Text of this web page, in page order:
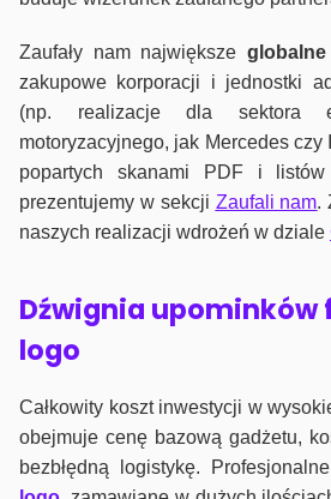
Zaufały nam największe
zakupowe korporacji i jednostki
(np. realizacje dla sektora
motoryzacyjnego, jak Mercedes czy
popartych skanami PDF i listów
prezentujemy w sekcji Zaufali nam.
naszych realizacji wdrożeń w dziale
Dźwignia upominków
logo
Całkowity koszt inwestycji w
obejmuje cenę bazową gadżetu,
bezbłędną logistykę. Profesjonalne